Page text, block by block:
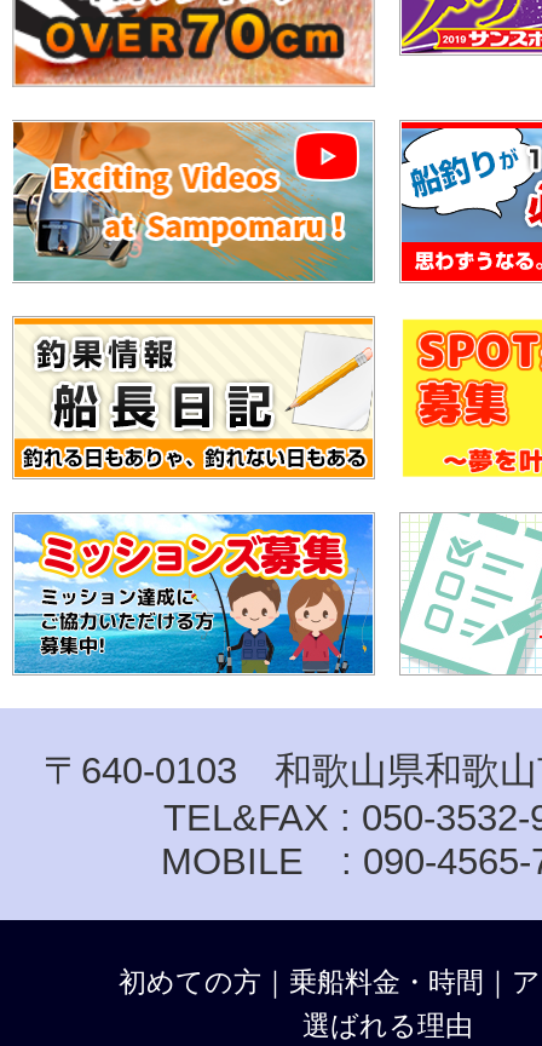
〒640-0103 和歌山県和歌山
TEL&FAX : 050-3532-
MOBILE : 090-4565-
初めての方 ｜ 乗船料金・時間 ｜
選ばれる理由